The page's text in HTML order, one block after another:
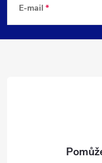
p
E-mail